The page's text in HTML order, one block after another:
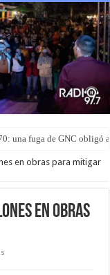
una fuga de GNC obligó
y prendido fuego en San
en obras para mitigar
en obras